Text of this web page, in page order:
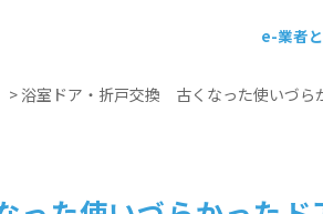
e-業者
> 浴室ドア・折戸交換 古くなった使いづら